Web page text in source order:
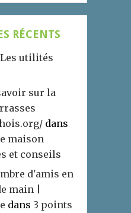
RÉCENTS
Les utilités
sur la
dans
maison
et conseils
d'amis en
main |
dans 3 points